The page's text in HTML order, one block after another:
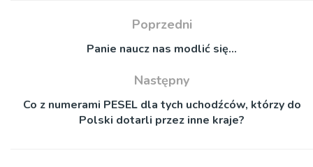
Poprzedni
Panie naucz nas modlić się…
Następny
Co z numerami PESEL dla tych uchodźców, którzy do
Polski dotarli przez inne kraje?